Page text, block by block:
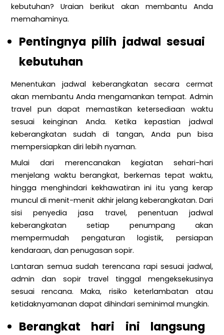
kebutuhan? Uraian berikut akan membantu Anda
memahaminya.
Pentingnya pilih jadwal sesuai
kebutuhan
Menentukan jadwal keberangkatan secara cermat
akan membantu Anda mengamankan tempat. Admin
travel pun dapat memastikan ketersediaan waktu
sesuai keinginan Anda. Ketika kepastian jadwal
keberangkatan sudah di tangan, Anda pun bisa
mempersiapkan diri lebih nyaman.
Mulai dari merencanakan kegiatan sehari-hari
menjelang waktu berangkat, berkemas tepat waktu,
hingga menghindari kekhawatiran ini itu yang kerap
muncul di menit-menit akhir jelang keberangkatan. Dari
sisi penyedia jasa travel, penentuan jadwal
keberangkatan setiap penumpang akan
mempermudah pengaturan logistik, persiapan
kendaraan, dan penugasan sopir.
Lantaran semua sudah terencana rapi sesuai jadwal,
admin dan sopir travel tinggal mengeksekusinya
sesuai rencana. Maka, risiko keterlambatan atau
ketidaknyamanan dapat dihindari seminimal mungkin.
Berangkat hari ini langsung